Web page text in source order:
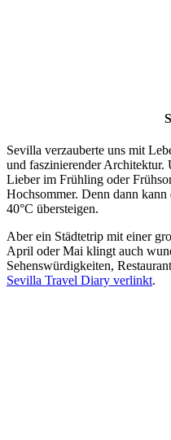
Sevilla verzauberte uns mit
und faszinierender Architektur.
Lieber im Frühling oder
Hochsommer. Denn dann
40°C übersteigen.
Aber ein Städtetrip mit einer
April oder Mai klingt auch
Sehenswürdigkeiten,
Sevilla Travel Diary verlinkt.